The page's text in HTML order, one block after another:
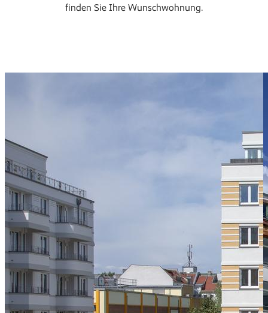
finden Sie Ihre Wunschwohnung.